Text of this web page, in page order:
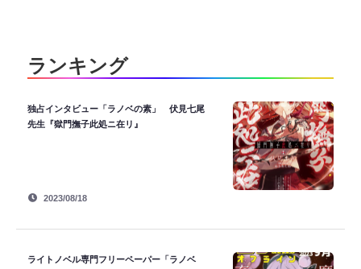
ランキング
独占インタビュー「ラノベの素」 伏見七尾
先生『獄門撫子此処ニ在リ』
2023/08/18
ライトノベル専門フリーペーパー「ラノベ